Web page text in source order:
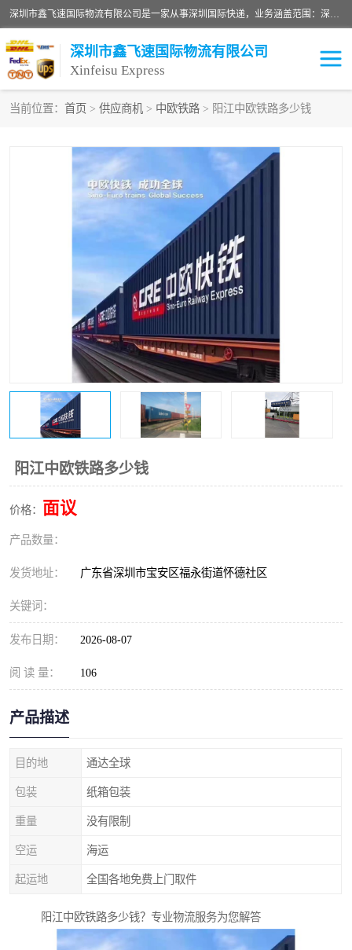
深圳市鑫飞速国际物流有限公司是一家从事深圳国际快递，业务涵盖范围：深圳DHL国际快递、深圳国际快递公司、深圳国际物流公司、深圳国际快递、深圳DHL国际快递电话可拨打全国服务热线：15019287411。欢迎各位亲来人来电到我司洽谈合作。
深圳市鑫飞速国际物流有限公司
Xinfeisu Express
当前位置： 首页 > 供应商机 > 中欧铁路 > 阳江中欧铁路多少钱
阳江中欧铁路多少钱
价格： 面议
产品数量：
发货地址： 广东省深圳市宝安区福永街道怀德社区
关键词：
发布日期： 2026-08-07
阅 读 量： 106
产品描述
目的地 通达全球
包装 纸箱包装
重量 没有限制
空运 海运
起运地 全国各地免费上门取件
阳江中欧铁路多少钱？专业物流服务为您解答
俄罗斯快递 巴西快递
伊朗快递
UPS国际快递 深圳国际快递公司
深圳国际物流公司 深圳国际快递电话
DHL国际快递电话
新能源电池出口物流